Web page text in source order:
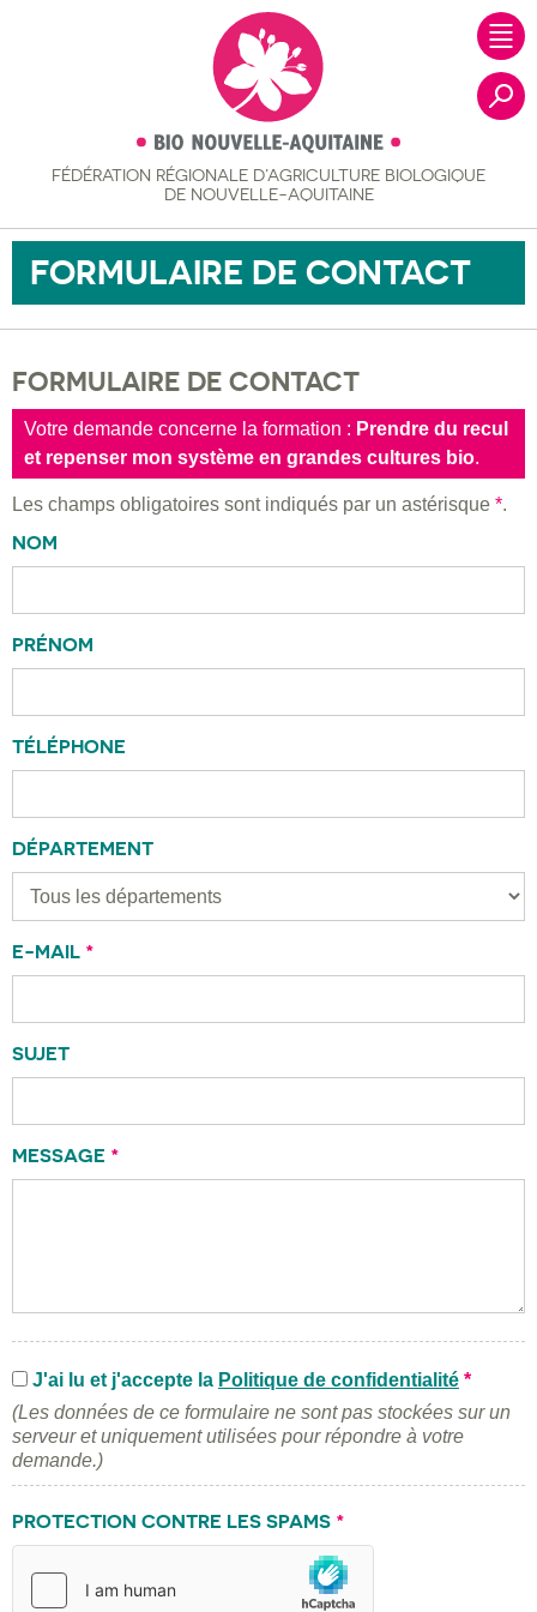
FÉDÉRATION RÉGIONALE D’AGRICULTURE BIOLOGIQUE
DE NOUVELLE-AQUITAINE
FORMULAIRE DE CONTACT
FORMULAIRE DE CONTACT
Votre demande concerne la formation : Prendre du recul
et repenser mon système en grandes cultures bio.
Les champs obligatoires sont indiqués par un astérisque *.
NOM
PRÉNOM
TÉLÉPHONE
DÉPARTEMENT
E-MAIL *
SUJET
MESSAGE *
J'ai lu et j'accepte la Politique de confidentialité *
(Les données de ce formulaire ne sont pas stockées sur un
serveur et uniquement utilisées pour répondre à votre
demande.)
PROTECTION CONTRE LES SPAMS *